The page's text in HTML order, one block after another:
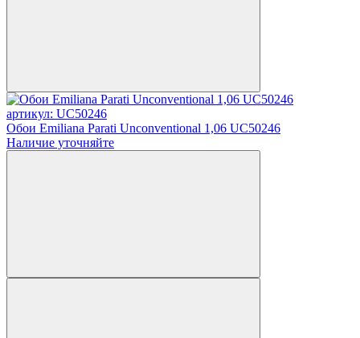
артикул: UC50246
Обои Emiliana Parati Unconventional 1,06 UC50246
Наличие уточняйте